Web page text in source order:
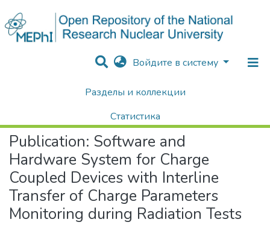
Войдите в систему
Разделы и коллекции
Статистика
Поиск
Научные публикации / Препринты
Publication: Software and
Hardware System for Charge
Coupled Devices with Interline
Transfer of Charge Parameters
Monitoring during Radiation Tests